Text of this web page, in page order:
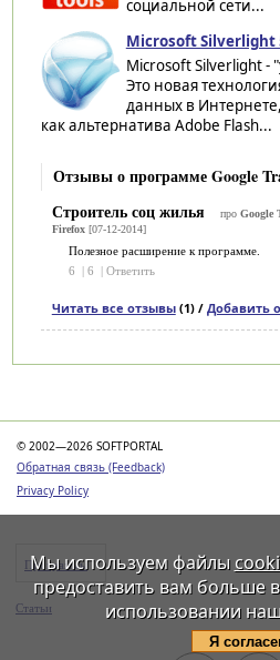
социальной сети...
Microsoft Silverlight
Microsoft Silverlight -
Это новая
данных в
как альтернатива Adobe Flash...
Отзывы о программе Google
Строитель соц жилья
про Google
Firefox[07-12-2014]
Полезное расширение к программе.
6
| 6 | Ответить
Читать все отзывы(1) / Добавить
© 2002—2026 SOFTPORTAL
Обратная связь (Feedback)
Privacy Policy
Программы
Статьи
Мы используем файлы
предоставить вам больше
использовании